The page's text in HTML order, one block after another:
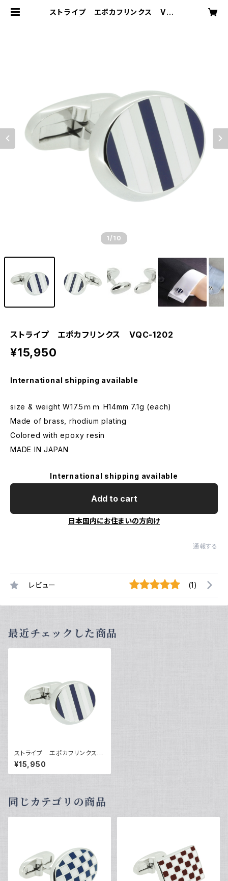
ストライプ エポカフリンクス VQC
1 /10
ストライプ エポカフリンクス VQC-1202
¥15,950
International shipping available
size & weight W17.5ｍｍ H14mm 7.1g (each)
Made of brass, rhodium plating
Colored with epoxy resin
MADE IN JAPAN
International shipping available
Add to cart
日本国内にお住まいの方向け
通報する
レビュー (1)
最近チェックした商品
ストライプ エポカフリンクス
VQC-1202
¥15,950
同じカテゴリの商品